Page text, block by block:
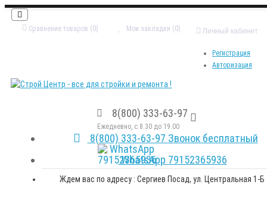
Личный кабинет
Регистрация
Авторизация
Мои закладки (0)
Сравнение товаров (0)
8(800) 333-63-97
Ежедневно, с 8.30 до 19.00
8(800) 333-63-97 Звонок бесплатный
WhatsApp 79152365936
Ждем вас по адресу : Сергиев Посад, ул. Центральная 1-Б